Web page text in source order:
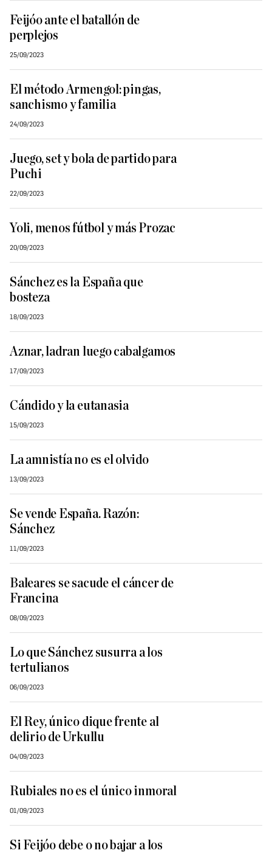
Feijóo ante el batallón de
perplejos
25/09/2023
El método Armengol: pingas,
sanchismo y familia
24/09/2023
Juego, set y bola de partido para
Puchi
22/09/2023
Yoli, menos fútbol y más Prozac
20/09/2023
Sánchez es la España que
bosteza
18/09/2023
Aznar, ladran luego cabalgamos
17/09/2023
Cándido y la eutanasia
15/09/2023
La amnistía no es el olvido
13/09/2023
Se vende España. Razón:
Sánchez
11/09/2023
Baleares se sacude el cáncer de
Francina
08/09/2023
Lo que Sánchez susurra a los
tertulianos
06/09/2023
El Rey, único dique frente al
delirio de Urkullu
04/09/2023
Rubiales no es el único inmoral
01/09/2023
Si Feijóo debe o no bajar a los